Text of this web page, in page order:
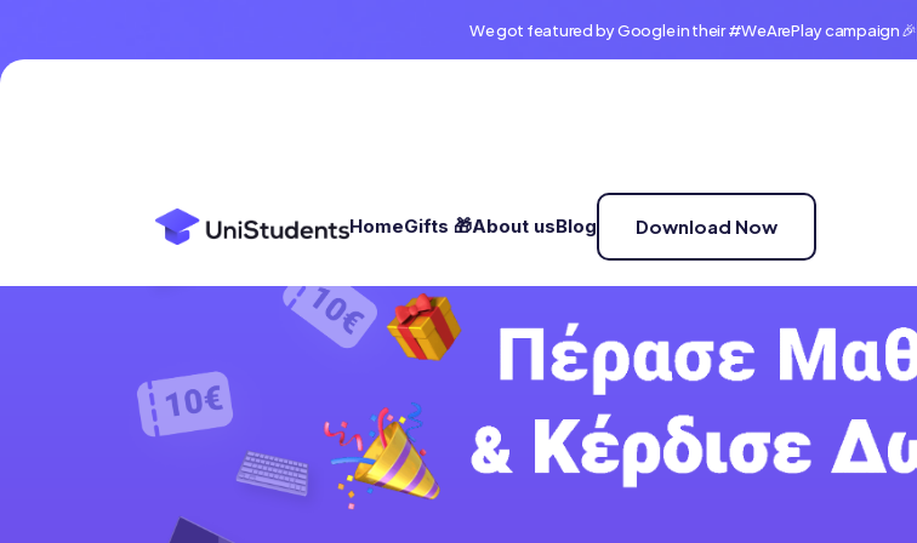
We got featured by Google in their #WeArePlay campaign 🎉
HomeGifts 🎁About usBlog Download Now